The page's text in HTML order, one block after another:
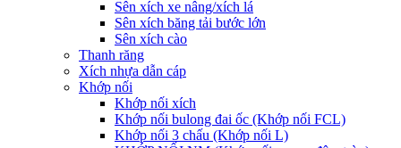
Sên xích xe nâng/xích lá
Sên xích băng tải bước lớn
Sên xích cào
Thanh răng
Xích nhựa dẫn cáp
Khớp nối
Khớp nối xích
Khớp nối bulong đai ốc (Khớp nối FCL)
Khớp nối 3 chấu (Khớp nối L)